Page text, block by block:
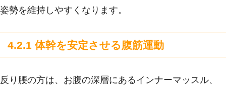
姿勢を維持しやすくなります。
4.2.1 体幹を安定させる腹筋運動
反り腰の方は、お腹の深層にあるインナーマッスル、